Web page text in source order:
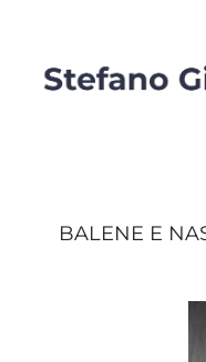
BALENE E